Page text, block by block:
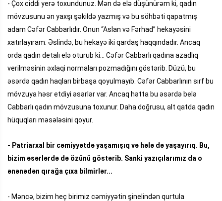
- Çox ciddi yerə toxundunuz. Mən də elə düşünürəm ki, qadın
mövzusunu ən yaxşı şəkildə yazmış və bu söhbəti qapatmış
adam Cəfər Cabbarlıdır. Onun “Aslan və Fərhad” hekayəsini
xatırlayıram. Əslində, bu hekayə iki qardaş haqqındadır. Ancaq
orda qadın detalı elə oturub ki... Cəfər Cabbarlı qadına azadlıq
verilməsinin əxlaqi normaları pozmadığını göstərib. Düzü, bu
əsərdə qadın haqları birbaşa qoyulmayıb. Cəfər Cabbarlının sırf bu
mövzuya həsr etdiyi əsərlər var. Ancaq hətta bu əsərdə belə
Cabbarlı qadın mövzusuna toxunur. Daha doğrusu, alt qatda qadın
hüquqları məsələsini qoyur.
- Patriarxal bir cəmiyyətdə yaşamışıq və hələ də yaşayırıq. Bu,
bizim əsərlərdə də özünü göstərib. Sanki yazıçılarımız da o
ənənədən qırağa çıxa bilmirlər...
- Məncə, bizim heç birimiz cəmiyyətin şinelindən qurtula